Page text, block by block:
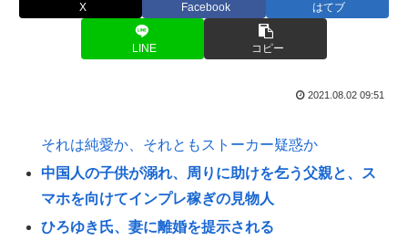
X Facebook はてブ
LINE コピー
2021.08.02 09:51
それは純愛か、それともストーカー疑惑か
中国人の子供が溺れ、周りに助けを乞う父親と、ス
マホを向けてインプレ稼ぎの見物人
ひろゆき氏、妻に離婚を提示される